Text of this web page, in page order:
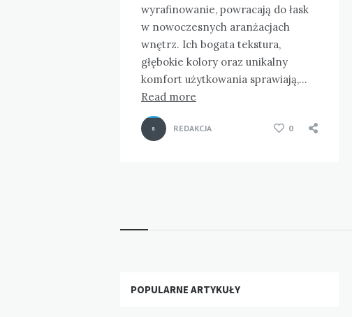
wyrafinowanie, powracają do łask
w nowoczesnych aranżacjach
wnętrz. Ich bogata tekstura,
głębokie kolory oraz unikalny
komfort użytkowania sprawiają,…
Read more
REDAKCJA 0
Widgets
POPULARNE ARTYKUŁY